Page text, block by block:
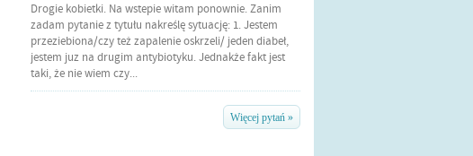
Drogie kobietki. Na wstepie witam ponownie. Zanim
zadam pytanie z tytułu nakreślę sytuację: 1. Jestem
przeziebiona/czy też zapalenie oskrzeli/ jeden diabeł,
jestem juz na drugim antybiotyku. Jednakże fakt jest
taki, że nie wiem czy...
Więcej pytań »